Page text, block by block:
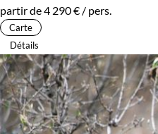
partir de4 290 € / pers.
Carte
Détails